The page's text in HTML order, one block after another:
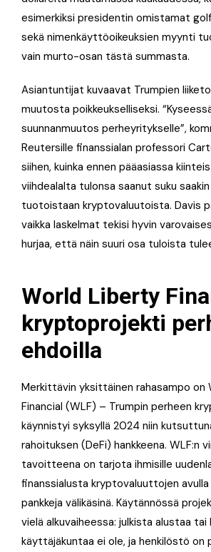
esimerkiksi presidentin omistamat
sekä nimenkäyttöoikeuksien myynti
vain murto-osan tästä summasta.
Asiantuntijat kuvaavat Trumpien
muutosta poikkeukselliseksi.
suunnanmuutos perheyritykselle”,
Reutersille finanssialan professori
siihen, kuinka ennen pääasiassa
viihdealalta tulonsa saanut suku
tuotoistaan kryptovaluutoista. Davis
vaikka laskelmat tekisi hyvin
hurjaa, että näin suuri osa tuloista
World Liberty
kryptoprojekti
ehdoilla
Merkittävin yksittäinen rahasampo on
Financial (WLF) – Trumpin perheen
käynnistyi syksyllä 2024 niin
rahoituksen (DeFi) hankkeena. WLF:n
tavoitteena on tarjota ihmisille
finanssialusta kryptovaluuttojen
pankkeja välikäsinä. Käytännössä
vielä alkuvaiheessa: julkista alustaa tai
käyttäjäkuntaa ei ole, ja henkilöstö on